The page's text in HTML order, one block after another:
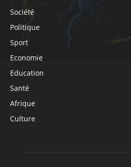
Société
Politique
Sport
Economie
Education
Santé
Afrique
Culture